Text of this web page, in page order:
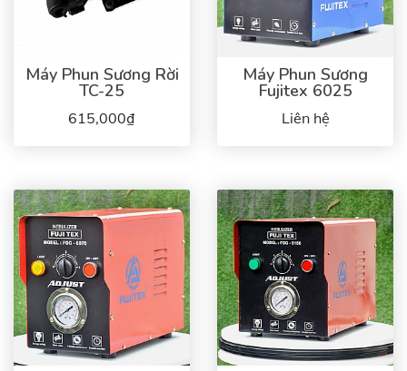
Máy Phun Sương Rời
TC-25
615,000₫
Máy Phun Sương
Fujitex 6025
Liên hệ